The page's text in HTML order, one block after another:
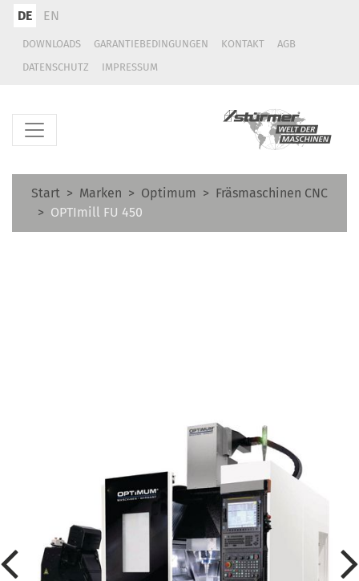
DE EN
DOWNLOADS GARANTIEBEDINGUNGEN KONTAKT
AGB
DATENSCHUTZ
IMPRESSUM
Start Marken Optimum
Fräsmaschinen CNC
OPTImill FU 450